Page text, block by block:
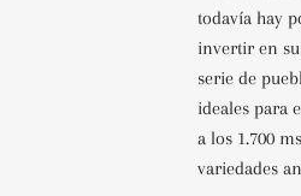
todavía hay
invertir en
serie de
ideales para
a los 1.700
variedades